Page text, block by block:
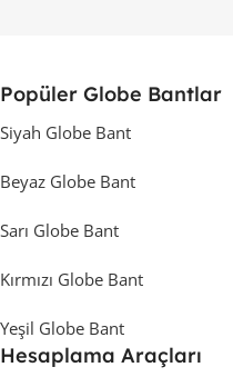
Popüler Globe Bantlar
Siyah Globe Bant
Beyaz Globe Bant
Sarı Globe Bant
Kırmızı Globe Bant
Yeşil Globe Bant
Hesaplama Araçları